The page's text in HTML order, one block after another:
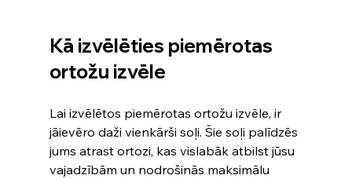
Kā izvēlēties piemērotas
ortožu izvēle
Lai izvēlētos piemērotas ortožu izvēle, ir
jāievēro daži vienkārši soļi. Šie soļi palīdzēs
jums atrast ortozi, kas vislabāk atbilst jūsu
vajadzībām un nodrošinās maksimālu